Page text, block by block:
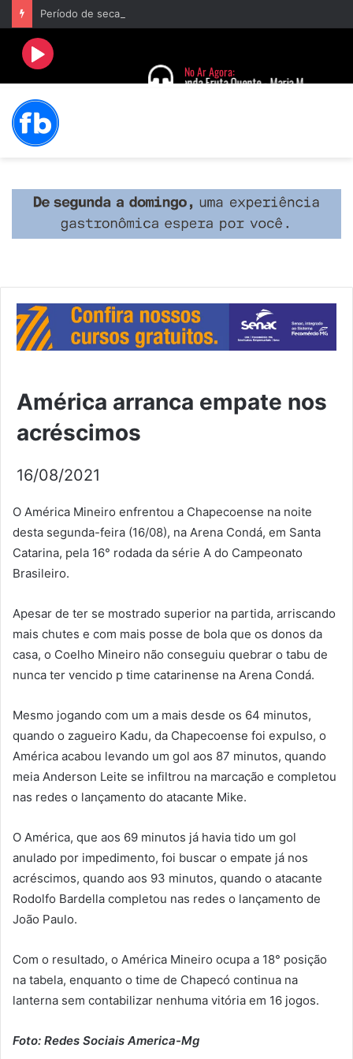
América arranca empate nos
acréscimos
16/08/2021
O América Mineiro enfrentou a Chapecoense na noite
desta segunda-feira (16/08), na Arena Condá, em Santa
Catarina, pela 16° rodada da série A do Campeonato
Brasileiro.
Apesar de ter se mostrado superior na partida, arriscando
mais chutes e com mais posse de bola que os donos da
casa, o Coelho Mineiro não conseguiu quebrar o tabu de
nunca ter vencido p time catarinense na Arena Condá.
Mesmo jogando com um a mais desde os 64 minutos,
quando o zagueiro Kadu, da Chapecoense foi expulso, o
América acabou levando um gol aos 87 minutos, quando
meia Anderson Leite se infiltrou na marcação e completou
nas redes o lançamento do atacante Mike.
O América, que aos 69 minutos já havia tido um gol
anulado por impedimento, foi buscar o empate já nos
acréscimos, quando aos 93 minutos, quando o atacante
Rodolfo Bardella completou nas redes o lançamento de
João Paulo.
Com o resultado, o América Mineiro ocupa a 18° posição
na tabela, enquanto o time de Chapecó continua na
lanterna sem contabilizar nenhuma vitória em 16 jogos.
Foto: Redes Sociais America-Mg